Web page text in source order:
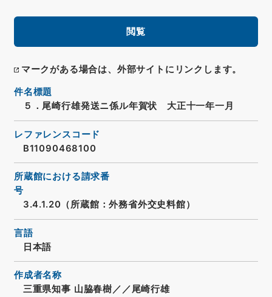
閲覧
マークがある場合は、外部サイトにリンクします。
件名標題
５．尾崎行雄発送ニ係ル年賀状 大正十一年一月
レファレンスコード
B11090468100
所蔵館における請求番
号
3.4.1.20（所蔵館：外務省外交史料館）
言語
日本語
作成者名称
三重県知事 山脇春樹／／尾崎行雄